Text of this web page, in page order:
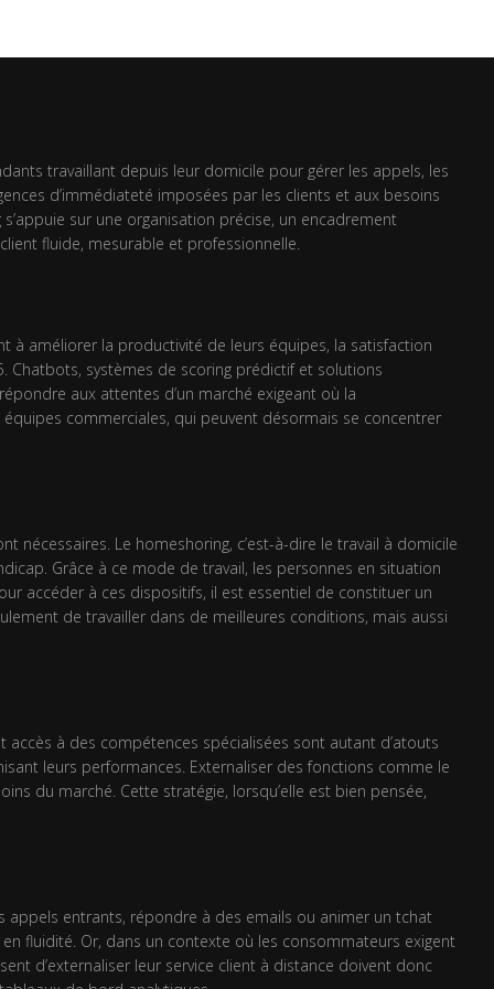
travaillant depuis leur domicile pour gérer les appels, les
d’immédiateté imposées par les clients et aux besoins
sur une organisation précise, un encadrement
fluide, mesurable et professionnelle.
à améliorer la productivité de leurs équipes, la satisfaction
Chatbots, systèmes de scoring prédictif et solutions
aux attentes d’un marché exigeant où la
commerciales, qui peuvent désormais se concentrer
nécessaires. Le homeshoring, c’est-à-dire le travail à domicile
Grâce à ce mode de travail, les personnes en situation
accéder à ces dispositifs, il est essentiel de constituer un
de travailler dans de meilleures conditions, mais aussi
à des compétences spécialisées sont autant d’atouts
leurs performances. Externaliser des fonctions comme le
du marché. Cette stratégie, lorsqu’elle est bien pensée,
appels entrants, répondre à des emails ou animer un tchat
fluidité. Or, dans un contexte où les consommateurs exigent
d’externaliser leur service client à distance doivent donc